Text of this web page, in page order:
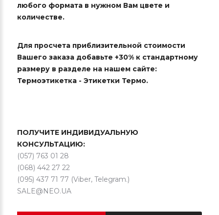
любого формата в нужном Вам цвете и
количестве.
Для просчета приблизительной стоимости
Вашего заказа добавьте +30% к стандартному
размеру в разделе на нашем сайте:
Термоэтикетка - Этикетки Термо.
ПОЛУЧИТЕ ИНДИВИДУАЛЬНУЮ
КОНСУЛЬТАЦИЮ:
(057) 763 01 28
(068) 442 27 22
(095) 437 71 77 (Viber, Telegram.)
SALE@NEO.UA